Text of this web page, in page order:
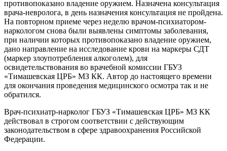
противопоказано владение оружием. Назначена консультация
врача-невролога, в день назначения консультация не пройдена.
На повторном приеме через неделю врачом-психиатором-
наркологом снова были выявлены симптомы заболевания,
при наличии которых противопоказано владение оружием,
дано направление на исследование крови на маркеры СДТ
(маркер злоупотребления алкоголем), для
освидетельствования во врачебной комиссии ГБУЗ
«Тимашевская ЦРБ» МЗ КК. Автор до настоящего времени
для окончания проведения медицинского осмотра так и не
обратился.
Врач-психиатр-нарколог ГБУЗ «Тимашевская ЦРБ» МЗ КК
действовал в строгом соответствии с действующим
законодательством в сфере здравоохранения Российской
Федерации.